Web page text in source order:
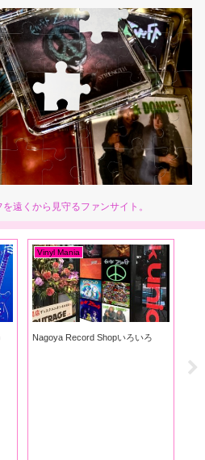
遠くから見守るファンサイト。
Vinyl Mania
Nagoya Record Shopいろいろ